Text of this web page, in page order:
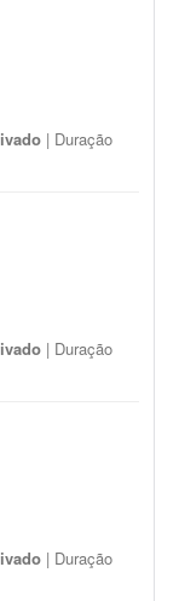
| Duração
| Duração
| Duração